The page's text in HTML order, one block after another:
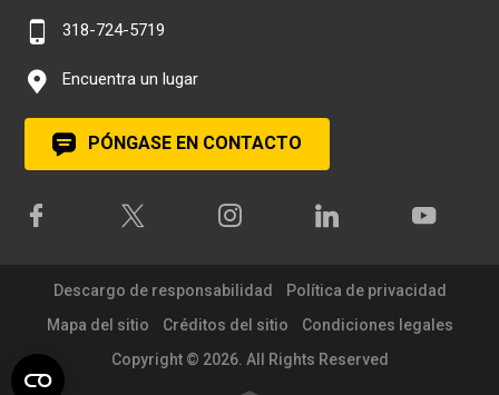
318-724-5719
Encuentra un lugar
PÓNGASE EN CONTACTO
Descargo de responsabilidad
Política de privacidad
Mapa del sitio
Créditos del sitio
Condiciones legales
Copyright © 2026. All Rights Reserved